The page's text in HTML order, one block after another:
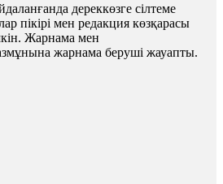
дереккөзге сілтеме
пікірі мен редакция көзқарасы
Жарнама мен
жарнама беруші жауапты.